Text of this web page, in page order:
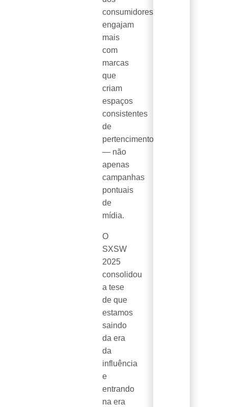
consumidores
engajam
mais
com
marcas
que
criam
espaços
consistentes
de
pertencimento
— não
apenas
campanhas
pontuais
de
mídia.
O
SXSW
2025
consolidou
a tese
de que
estamos
saindo
da era
da
influência
e
entrando
na era